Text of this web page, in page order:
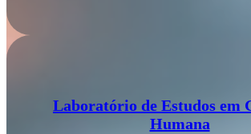
Laboratório de Estudos em
Humana